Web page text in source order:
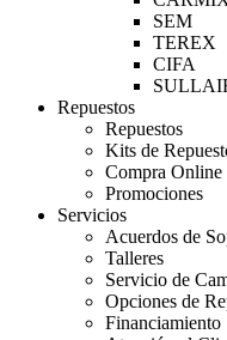
SEM
TEREX
CIFA
Repuestos
Repuestos
Kits de
Compra Online
Promociones
Servicios
Acuerdos de
Talleres
Servicio de
Opciones de
Financiamiento